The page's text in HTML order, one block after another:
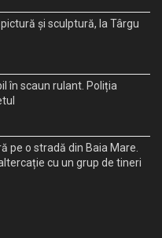
și sculptură, la Târgu
în scaun rulant. Poliția
pe o stradă din Baia Mare.
cu un grup de tineri